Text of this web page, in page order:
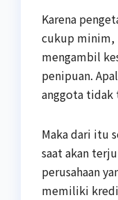
Karena
cukup minim,
mengambil
penipuan.
anggota
Maka dari itu
saat akan
perusahaan
memiliki